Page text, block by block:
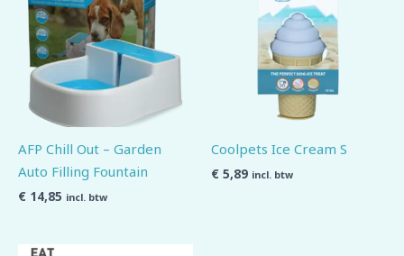
AFP Chill Out – Garden
Auto Filling Fountain
€ 14,85 incl. btw
Coolpets Ice Cream S
€ 5,89 incl. btw